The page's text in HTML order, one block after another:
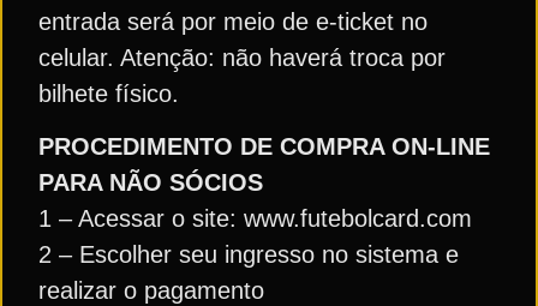
entrada será por meio de e-ticket no
celular. Atenção: não haverá troca por
bilhete físico.
PROCEDIMENTO DE COMPRA ON-LINE
PARA NÃO SÓCIOS
1 – Acessar o site: www.futebolcard.com
2 – Escolher seu ingresso no sistema e
realizar o pagamento